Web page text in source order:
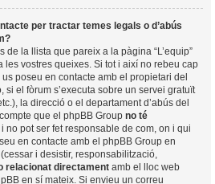
per tractar temes legals o d’abús
la llista que pareix a la pàgina “L’equip”
les vostres queixes. Si tot i així no rebeu cap
poseu en contacte amb el propietari del
si el fòrum s’executa sobre un servei gratuït
la direcció o el departament d’abús del
que el phpBB Group no té
i no pot ser fet responsable de com, on i qui
en contacte amb el phpBB Group en
i desistir, responsabilització,
relacionat directament amb el lloc web
en sí mateix. Si envieu un correu